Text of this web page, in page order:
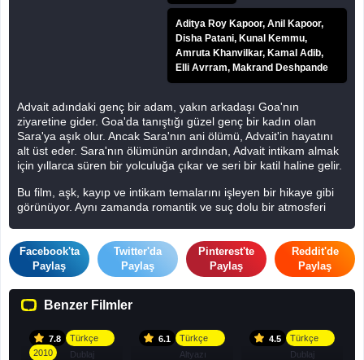
Aditya Roy Kapoor, Anil Kapoor,
Disha Patani, Kunal Kemmu,
Amruta Khanvilkar, Kamal Adib,
Elli Avrram, Makrand Deshpande
Advait adındaki genç bir adam, yakın arkadaşı Goa'nın
ziyaretine gider. Goa'da tanıştığı güzel genç bir kadın olan
Sara'ya aşık olur. Ancak Sara'nın ani ölümü, Advait'in hayatını
alt üst eder. Sara'nın ölümünün ardından, Advait intikam almak
için yıllarca süren bir yolculuğa çıkar ve seri bir katil haline gelir.
Bu film, aşk, kayıp ve intikam temalarını işleyen bir hikaye gibi
görünüyor. Aynı zamanda romantik ve suç dolu bir atmosferi
görünüyor.
Facebook'ta
Paylaş
Twitter'da
Paylaş
Pinterest'te
Paylaş
Reddit'de
Paylaş
Benzer Filmler
7.8
Türkçe
Dublaj
2010
6.1
Türkçe
Altyazı
4.5
Türkçe
Dublaj